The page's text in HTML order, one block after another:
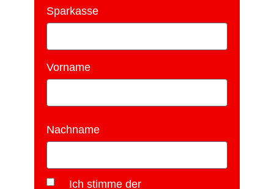
Sparkasse
Vorname
Nachname
Ich stimme der